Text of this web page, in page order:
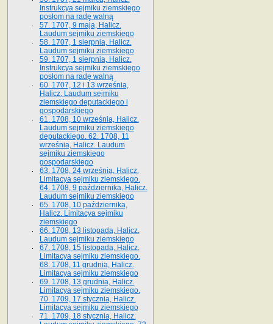
Instrukcya sejmiku ziemskiego
posłom na radę walną
57. 1707, 9 maja, Halicz.
Laudum sejmiku ziemskiego
58. 1707, 1 sierpnia, Halicz.
Laudum sejmiku ziemskiego
59. 1707, 1 sierpnia, Halicz.
Instrukcya sejmiku ziemskiego
posłom na radę walną
60. 1707, 12 i 13 września,
Halicz. Laudum sejmiku
ziemskiego deputackiego i
gospodarskiego
61. 1708, 10 września, Halicz.
Laudum sejmiku ziemskiego
deputackiego. 62. 1708, 11
września, Halicz. Laudum
sejmiku ziemskiego
gospodarskiego
63. 1708, 24 września, Halicz.
Limitacya sejmiku ziemskiego.
64. 1708, 9 października, Halicz.
Laudum sejmiku ziemskiego
65­. 1708, 10 października,
Halicz. Limitacya sejmiku
ziemskiego
66. 1708, 13 listopada, Halicz.
Laudum sejmiku ziemskiego
67. 1708, 15 listopada, Halicz.
Limitacya sejmiku ziemskiego.
68. 1708, 11 grudnia, Halicz.
Limitacya sejmiku ziemskiego
69. 1708, 13 grudnia, Halicz.
Limitacya sejmiku ziemskiego.
70. 1709, 17 stycznia, Halicz.
Limitacya sejmiku ziemskiego
71. 1709, 18 stycznia, Halicz.